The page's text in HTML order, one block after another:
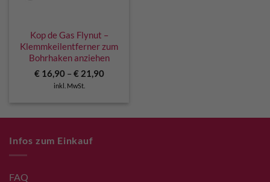
Kop de Gas Flynut –
Klemmkeilentferner zum
Bohrhaken anziehen
€16,90– €21,90
inkl. MwSt.
Infos zum Einkauf
FAQ